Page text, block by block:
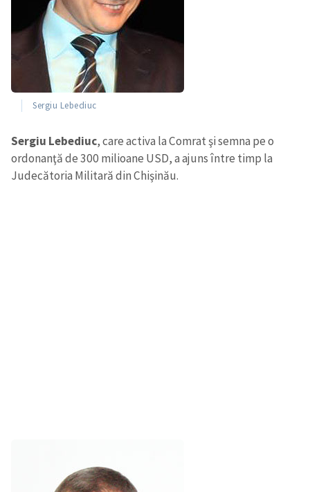
Sergiu Lebediuc
Sergiu Lebediuc, care activa la Comrat şi semna pe o
ordonanţă de 300 milioane USD, a ajuns între timp la
Judecătoria Militară din Chişinău.